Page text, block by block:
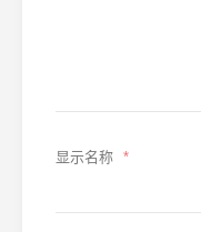
显示名称 *